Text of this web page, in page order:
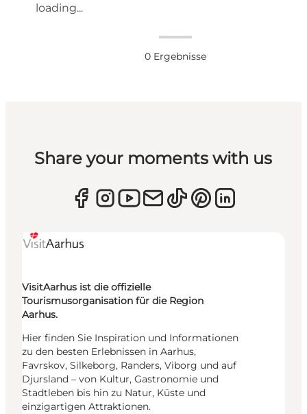
loading...
0 Ergebnisse
Share your moments with us
VisitAarhus ist die offizielle
Tourismusorganisation für die Region
Aarhus.
Hier finden Sie Inspiration und Informationen
zu den besten Erlebnissen in Aarhus,
Favrskov, Silkeborg, Randers, Viborg und auf
Djursland – von Kultur, Gastronomie und
Stadtleben bis hin zu Natur, Küste und
einzigartigen Attraktionen.